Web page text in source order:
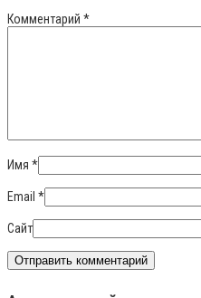
Комментарий *
Имя *
Email *
Сайт